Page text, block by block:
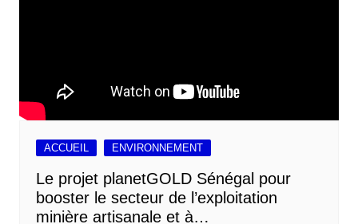
ACCUEIL ENVIRONNEMENT
Le projet planetGOLD Sénégal pour
booster le secteur de l’exploitation
minière artisanale et à…